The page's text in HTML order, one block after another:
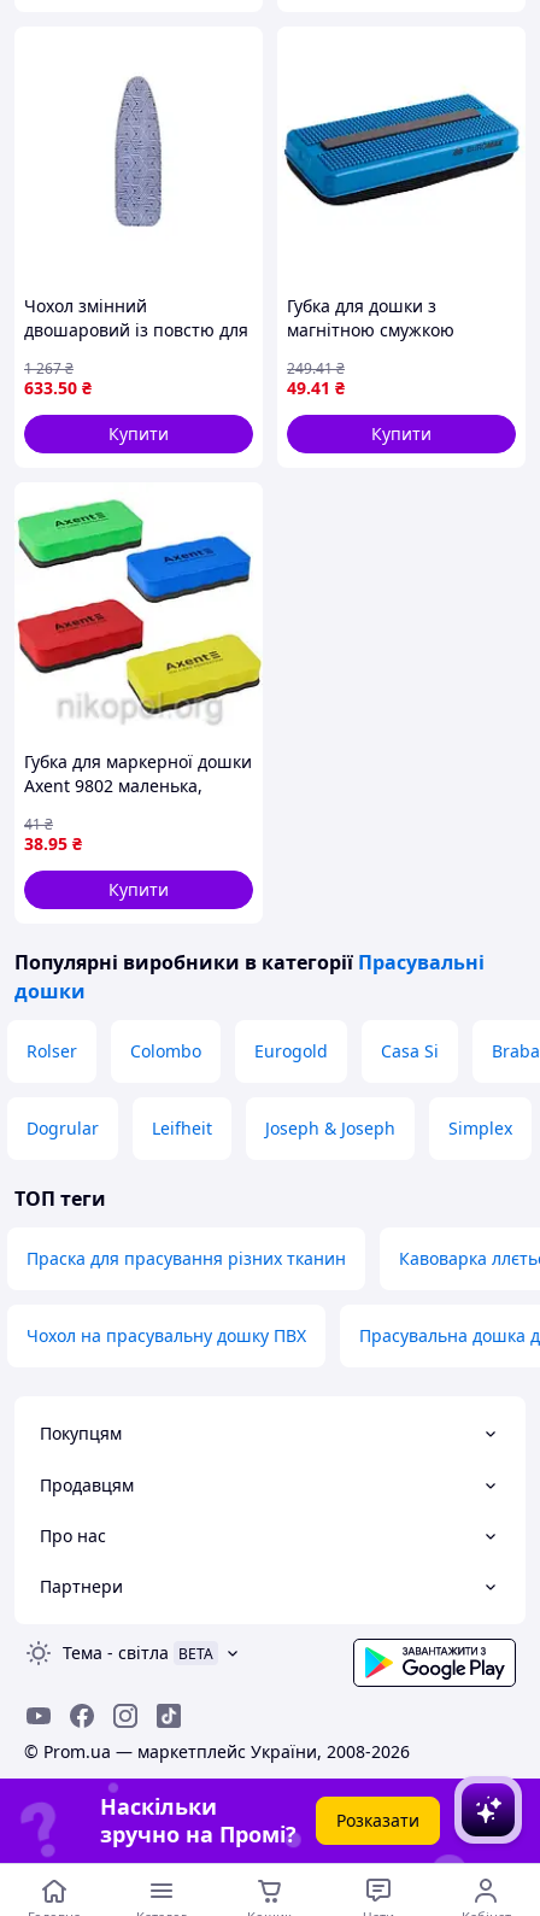
Чохол змінний
двошаровий із повстю для
см захисний 100% бавовна
633.50 ₴
1 267₴
Купити
Губка для дошки з
магнітною смужкою
синя
49.41 ₴
249.41₴
Купити
Губка для маркерної дошки
Axent 9802 маленька,
38.95 ₴
41₴
Купити
Популярні виробники в категорії Прасувальні
дошки
Rolser Colombo Eurogold Casa Si
Dogrular Leifheit Joseph & Joseph Simplex
ТОП теги
Праска для прасування різних тканин Кавоварка
Чохол на прасувальну дошку ПВХ Прасувальна дошка
Покупцям
Продавцям
Про нас
Партнери
Тема - світла BETA
© Prom.ua — маркетплейс України, 2008-2026
Наскільки
зручно на Промі?
Розказати